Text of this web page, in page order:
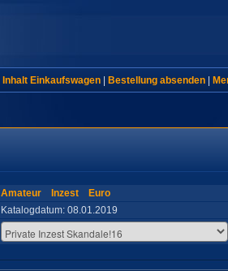
Inhalt Einkaufswagen| Bestellung absenden|
Amateur Inzest
Euro
Katalogdatum: 08.01.2019